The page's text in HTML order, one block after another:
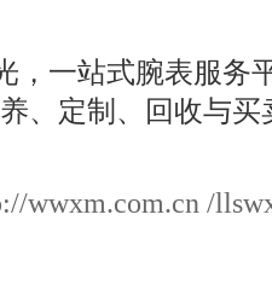
wwxm.com.cn /